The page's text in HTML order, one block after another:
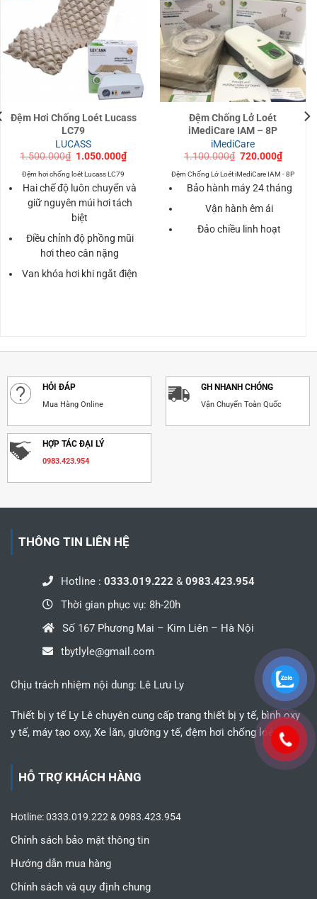
Đệm Hơi Chống Loét Lucass
LC79
LUCASS
1.500.000₫ Giá
là:
1.500.000₫.
1.050.000₫Giá
hiện
là:
1.050.000₫.
Đệm hơi chống loét Lucass LC79
Hai chế độ luôn chuyển và
giữ nguyên múi hơi tách
biệt
Điều chỉnh độ phồng mũi
hơi theo cân nặng
Van khóa hơi khi ngắt điện
Đệm Chống Lở Loét
iMediCare IAM – 8P
iMediCare
1.100.000₫ Giá
là:
1.100.000₫.
720.000₫Giá
hiện
tại
Đệm Chống Lở Loét iMediCare IAM - 8P
Bảo hành máy 24 tháng
Vận hành êm ái
Đảo chiều linh hoạt
HỎI ĐÁP
Mua Hàng Online
GH NHANH CHÓNG
Vận Chuyển Toàn Quốc
HỢP TÁC ĐẠI LÝ
0983.423.954
THÔNG TIN LIÊN HỆ
Hotline : 0333.019.222 & 0983.423.954
Thời gian phục vụ: 8h-20h
Số 167 Phương Mai – Kim Liên – Hà Nội
tbytlyle@gmail.com
Chịu trách nhiệm nội dung: Lê Lưu Ly
Thiết bị y tế Ly Lê chuyên cung cấp trang thiết bị y tế, bình oxy
y tế, máy tạo oxy, Xe lăn, giường y tế, đệm hơi chống loét,...
HỖ TRỢ KHÁCH HÀNG
Hotline: 0333.019.222 & 0983.423.954
Chính sách bảo mật thông tin
Hướng dẫn mua hàng
Chính sách và quy định chung